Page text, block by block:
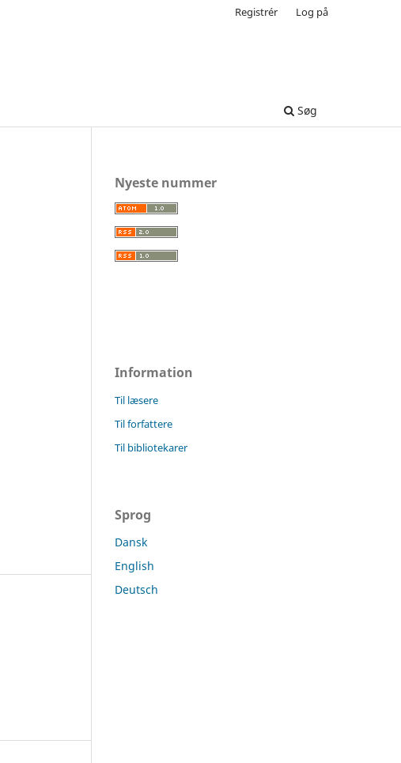
Søg
Registrér Log på
Nyeste nummer
Information
Til læsere
Til forfattere
Til bibliotekarer
Sprog
Dansk
English
Deutsch